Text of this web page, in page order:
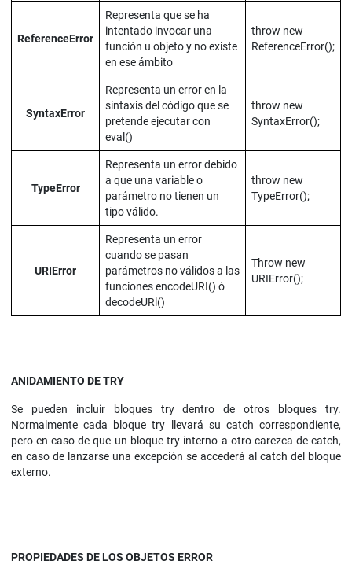
ReferenceError
Representa que se ha
intentado invocar una
función u objeto y no existe
en ese ámbito
throw new
ReferenceError();
SyntaxError
Representa un error en la
sintaxis del código que se
pretende ejecutar con
eval()
throw new
SyntaxError();
TypeError
Representa un error debido
a que una variable o
parámetro no tienen un
tipo válido.
throw new
TypeError();
URIError
Representa un error
cuando se pasan
parámetros no válidos a las
funciones encodeURI() ó
decodeURl()
Throw new
URIError();
ANIDAMIENTO DE TRY
Se pueden incluir bloques try dentro de otros bloques try.
Normalmente cada bloque try llevará su catch correspondiente,
pero en caso de que un bloque try interno a otro carezca de catch,
en caso de lanzarse una excepción se accederá al catch del bloque
externo.
PROPIEDADES DE LOS OBJETOS ERROR